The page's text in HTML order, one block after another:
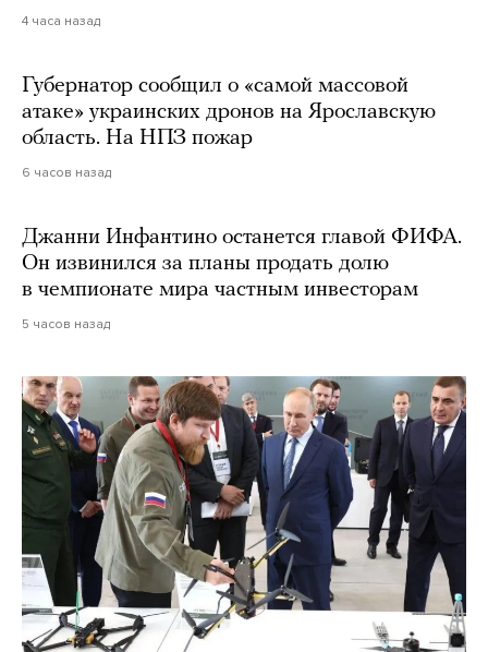
4 часа назад
Губернатор сообщил о «самой массовой
атаке» украинских дронов на Ярославскую
область. На НПЗ пожар
6 часов назад
Джанни Инфантино останется главой ФИФА.
Он извинился за планы продать долю
в чемпионате мира частным инвесторам
5 часов назад